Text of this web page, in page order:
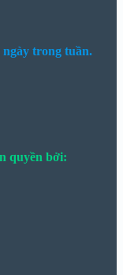
ngày trong tuần.
quyền bởi: